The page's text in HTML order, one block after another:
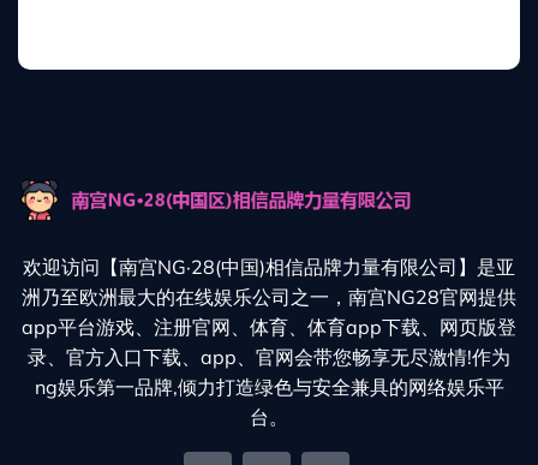
欢迎访问【南宫NG·28(中国)相信品牌力量有限公司】是亚
洲乃至欧洲最大的在线娱乐公司之一，南宫NG28官网提供
app平台游戏、注册官网、体育、体育app下载、网页版登
录、官方入口下载、app、官网会带您畅享无尽激情!作为
ng娱乐第一品牌,倾力打造绿色与安全兼具的网络娱乐平
台。